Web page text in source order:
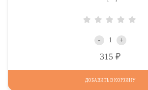
- +
315
ДОБАВИТЬ В КОРЗИНУ